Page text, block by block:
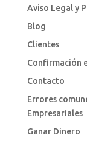
Aviso Legal y
Blog
Clientes
Confirmación
Contacto
Errores
Empresariales
Ganar Dinero